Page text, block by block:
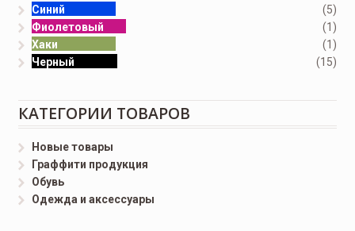
Синий
(5)
Фиолетовый
(1)
Хаки
(1)
Черный
(15)
КАТЕГОРИИ ТОВАРОВ
Новые товары
Граффити продукция
Обувь
Одежда и аксессуары